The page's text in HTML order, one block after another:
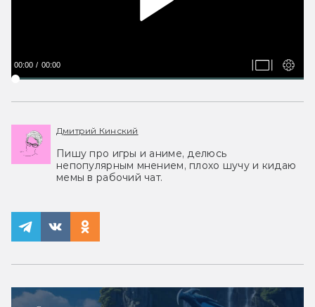
00:00 00:00
Дмитрий Кинский
Пишу про игры и аниме, делюсь
непопулярным мнением, плохо шучу и кидаю
мемы в рабочий чат.